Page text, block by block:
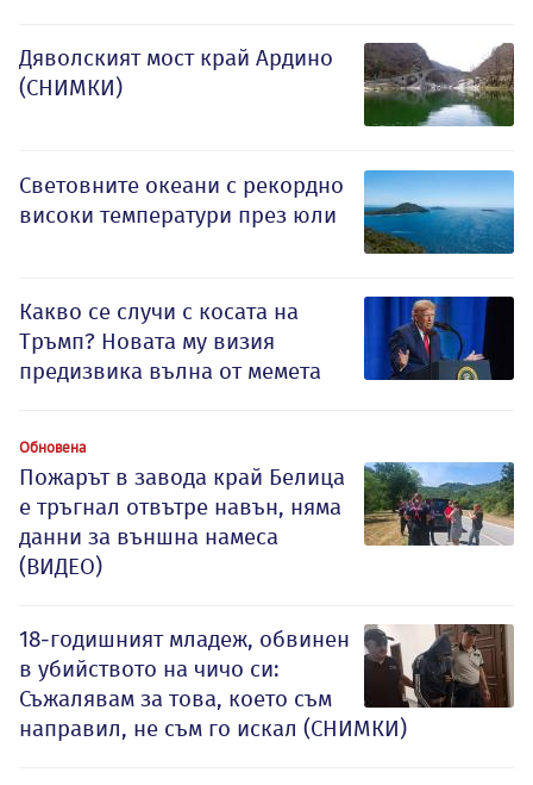
Дяволският мост край Ардино
(СНИМКИ)
Световните океани с рекордно
високи температури през юли
Какво се случи с косата на
Тръмп? Новата му визия
предизвика вълна от мемета
Обновена
Пожарът в завода край Белица
е тръгнал отвътре навън, няма
данни за външна намеса
(ВИДЕО)
18-годишният младеж, обвинен
в убийството на чичо си:
Съжалявам за това, което съм
направил, не съм го искал (СНИМКИ)